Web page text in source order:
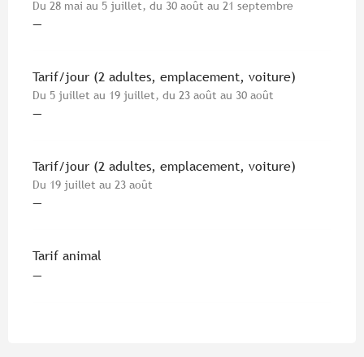
Du 28 mai au 5 juillet, du 30 août au 21 septembre
—
Tarif/jour (2 adultes, emplacement, voiture)
Du 5 juillet au 19 juillet, du 23 août au 30 août
—
Tarif/jour (2 adultes, emplacement, voiture)
Du 19 juillet au 23 août
—
Tarif animal
—